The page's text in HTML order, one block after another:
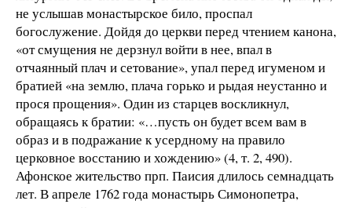
не услышав монастырское било, проспал
богослужение. Дойдя до церкви перед чтением канона,
«от смущения не дерзнул войти в нее, впал в
отчаянный плач и сетование», упал перед игуменом и
братией «на землю, плача горько и рыдая неустанно и
прося прощения». Один из старцев воскликнул,
обращаясь к братии: «…пусть он будет всем вам в
образ и в подражание к усердному на правило
церковное восстанию и хождению» (4, т. 2, 490).
Афонское жительство прп. Паисия длилось семнадцать
лет. В апреле 1762 года монастырь Симонопетра,